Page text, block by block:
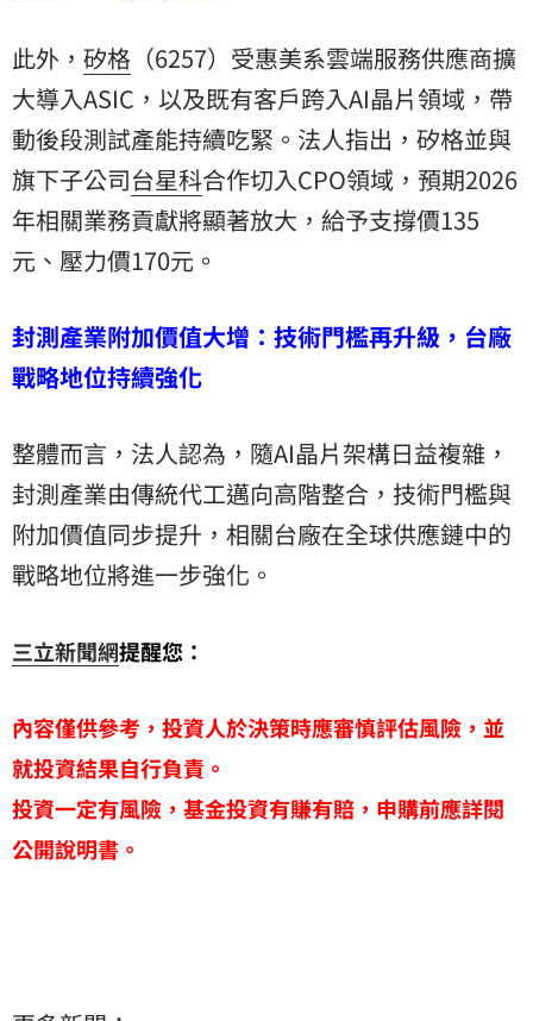
此外， 矽格 （6257）受惠美系雲端服務供應商擴
大導入ASIC，以及既有客戶跨入AI晶片領域，帶
動後段測試產能持續吃緊。法人指出，矽格並與
旗下子公司台星科合作切入CPO領域，預期2026
年相關業務貢獻將顯著放大，給予支撐價135
元、壓力價170元。
封測產業附加價值大增：技術門檻再升級，台廠
戰略地位持續強化
整體而言，法人認為，隨AI晶片架構日益複雜，
封測產業由傳統代工邁向高階整合，技術門檻與
附加價值同步提升，相關台廠在全球供應鏈中的
戰略地位將進一步強化。
三立新聞網提醒您：
內容僅供參考，投資人於決策時應審慎評估風險，並
就投資結果自行負責。
投資一定有風險，基金投資有賺有賠，申購前應詳閱
公開說明書。